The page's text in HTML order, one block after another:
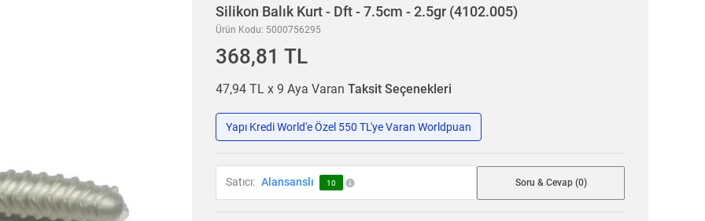
Silikon Balık Kurt - Dft - 7.5cm - 2.5gr (4102.005)
Ürün Kodu: 5000756295
368,81 TL
47,94 TL x 9 Aya Varan Taksit Seçenekleri
Yapı Kredi World'e Özel 550 TL'ye Varan Worldpuan
Satıcı: Alansanslı 10 Soru & Cevap (0)